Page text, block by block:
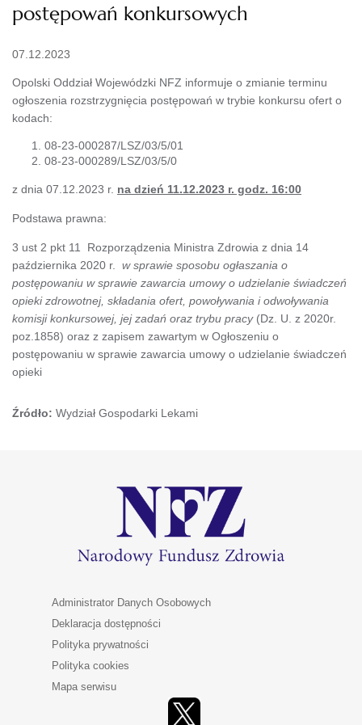
postępowań konkursowych
07.12.2023
Opolski Oddział Wojewódzki NFZ informuje o zmianie terminu
ogłoszenia rozstrzygnięcia postępowań w trybie konkursu ofert o
kodach:
08-23-000287/LSZ/03/5/01
08-23-000289/LSZ/03/5/0
z dnia 07.12.2023 r. na dzień 11.12.2023 r. godz. 16:00
Podstawa prawna:
3 ust 2 pkt 11 Rozporządzenia Ministra Zdrowia z dnia 14
października 2020 r. w sprawie sposobu ogłaszania o
postępowaniu w sprawie zawarcia umowy o udzielanie świadczeń
opieki zdrowotnej, składania ofert, powoływania i odwoływania
komisji konkursowej, jej zadań oraz trybu pracy(Dz. U. z 2020r.
poz.1858) oraz z zapisem zawartym w Ogłoszeniu o
postępowaniu w sprawie zawarcia umowy o udzielanie świadczeń
opieki
Źródło: Wydział Gospodarki Lekami
Administrator Danych Osobowych
Deklaracja dostępności
Polityka prywatności
Polityka cookies
Mapa serwisu